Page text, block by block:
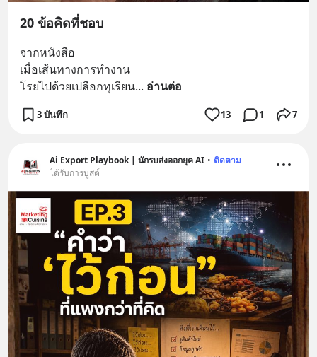
20 ข้อคิดที่ชอบ
จากหนังสือ
เมื่อเส้นทางการทำงาน
โรยไปด้วยเปลือกทุเรียน... อ่านต่อ
3 บันทึก 13 1 7
Ai Export Playbook | นักรบส่งออกยุค AI • ติดตาม
ได้รับการบูสต์